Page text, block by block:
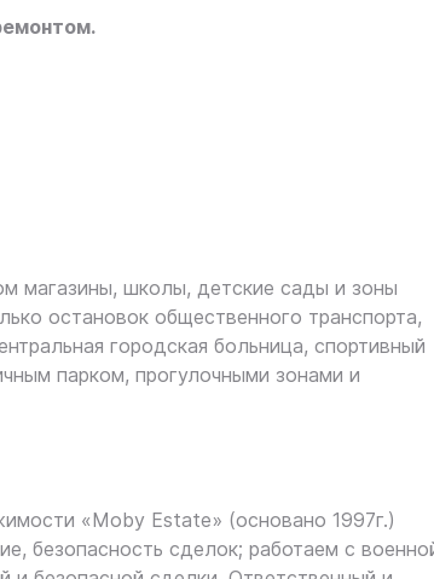
магазины, школы, детские сады и зоны
остановок общественного транспорта,
городская больница, спортивный
парком, прогулочными зонами и
«Moby Estate» (основано 1997г.)
безопасность сделок; работаем с